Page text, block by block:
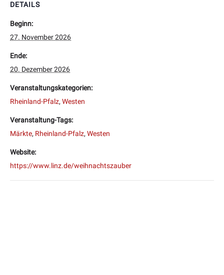
DETAILS
Beginn:
27. November 2026
Ende:
20. Dezember 2026
Veranstaltungskategorien:
Rheinland-Pfalz, Westen
Veranstaltung-Tags:
Märkte, Rheinland-Pfalz, Westen
Website:
https://www.linz.de/weihnachtszauber